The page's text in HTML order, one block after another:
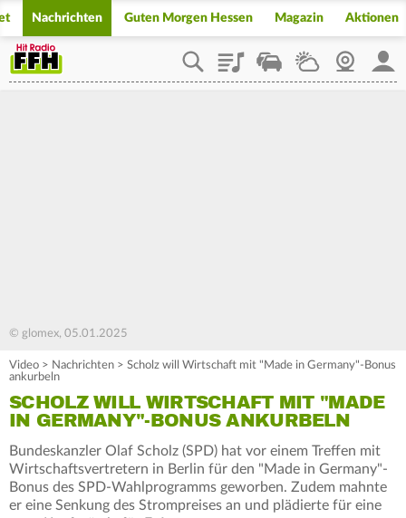
Nachrichten Guten Morgen Hessen Magazin Aktionen
PlaylistStaupilotWetterWebcam
© glomex, 05.01.2025
Video > Nachrichten > Scholz will Wirtschaft mit "Made in Germany"-Bonus
ankurbeln
SCHOLZ WILL WIRTSCHAFT MIT "MADE
IN GERMANY"-BONUS ANKURBELN
Bundeskanzler Olaf Scholz (SPD) hat vor einem Treffen mit
Wirtschaftsvertretern in Berlin für den "Made in Germany"-
Bonus des SPD-Wahlprogramms geworben. Zudem mahnte
er eine Senkung des Strompreises an und plädierte für eine